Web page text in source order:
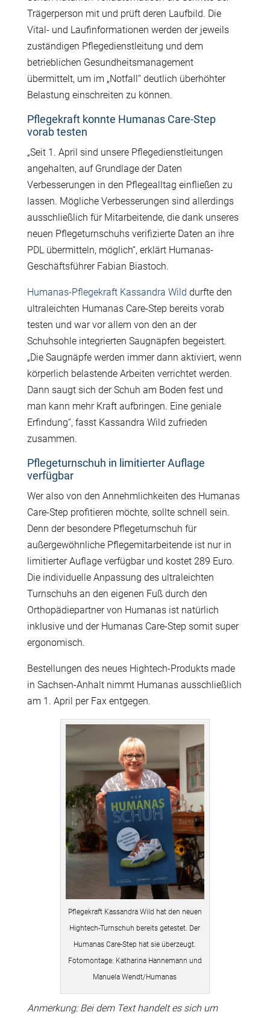
Trägerperson mit und prüft deren Laufbild. Die
Vital- und Laufinformationen werden der jeweils
zuständigen Pflegedienstleitung und dem
betrieblichen Gesundheitsmanagement
übermittelt, um im „Notfall“ deutlich überhöhter
Belastung einschreiten zu können.
Pflegekraft konnte Humanas Care-Step
vorab testen
„Seit 1. April sind unsere Pflegedienstleitungen
angehalten, auf Grundlage der Daten
Verbesserungen in den Pflegealltag einfließen zu
lassen. Mögliche Verbesserungen sind allerdings
ausschließlich für Mitarbeitende, die dank unseres
neuen Pflegeturnschuhs verifizierte Daten an ihre
PDL übermitteln, möglich“, erklärt Humanas-
Geschäftsführer Fabian Biastoch.
Humanas-Pflegekraft Kassandra Wild durfte den
ultraleichten Humanas Care-Step bereits vorab
testen und war vor allem von den an der
Schuhsohle integrierten Saugnäpfen begeistert.
„Die Saugnäpfe werden immer dann aktiviert, wenn
körperlich belastende Arbeiten verrichtet werden.
Dann saugt sich der Schuh am Boden fest und
man kann mehr Kraft aufbringen. Eine geniale
Erfindung“, fasst Kassandra Wild zufrieden
zusammen.
Pflegeturnschuh in limitierter Auflage
verfügbar
Wer also von den Annehmlichkeiten des Humanas
Care-Step profitieren möchte, sollte schnell sein.
Denn der besondere Pflegeturnschuh für
außergewöhnliche Pflegemitarbeitende ist nur in
limitierter Auflage verfügbar und kostet 289 Euro.
Die individuelle Anpassung des ultraleichten
Turnschuhs an den eigenen Fuß durch den
Orthopädiepartner von Humanas ist natürlich
inklusive und der Humanas Care-Step somit super
ergonomisch.
Bestellungen des neues Hightech-Produkts made
in Sachsen-Anhalt nimmt Humanas ausschließlich
am 1. April per Fax entgegen.
Pflegekraft Kassandra Wild hat den neuen
Hightech-Turnschuh bereits getestet. Der
Humanas Care-Step hat sie überzeugt.
Fotomontage: Katharina Hannemann und
Manuela Wendt/Humanas
Anmerkung: Bei dem Text handelt es sich um